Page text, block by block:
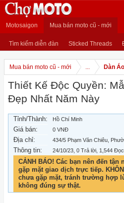
Motosaigon Mua bán moto cũ - mới
Tìm kiếm diễn đàn Sticked Threads
Mua bán moto cũ - mới ... Dàn
Thiết Kế Độc Quyền:
Đẹp Nhất Năm Này
Tỉnh/Thành: Hồ Chí Minh
Giá bán: 0 VNĐ
Địa chỉ: 434/5 Phạm Văn Chiêu,
Thông tin: 24/10/23 , 0 Trả lời, 1,544 Đọc
CẢNH BÁO! Các bạn nên đến tận
gặp mặt giao dịch trực tiếp.
chưa gặp mặt, tránh trường hợp
không đúng sự thật.